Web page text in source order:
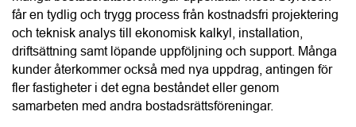
samarbeten med andra bostadsrättsföreningar.
Här kan du läsa mer om CoLin Fastighetsservice.
Här hittar du fler leverantörer av IMD i ditt län.
Text: Linda Svedin